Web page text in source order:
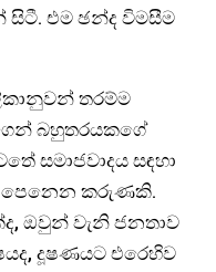
සිටී. එම ඡන්ද විමසීම
තරම්ම
බහුතරයකගේ
සමාජවාදය සඳහා
පෙනෙන කරුණකි.
ඔවුන් වැනි ජනතාව
දූෂණයට එරෙහිව